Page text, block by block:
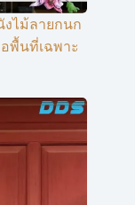
งไม้ลายกนก
อพื้นที่เฉพาะ